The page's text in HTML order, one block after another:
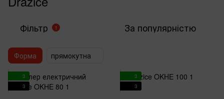
Фільтр 1 За популярністю
Форма прямокутна
3
3
3
3